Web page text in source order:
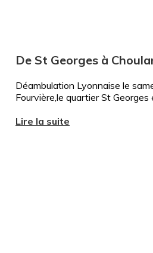
De St Georges à
Déambulation Lyonnaise le
Fourvière,le quartier St
Lire la suite